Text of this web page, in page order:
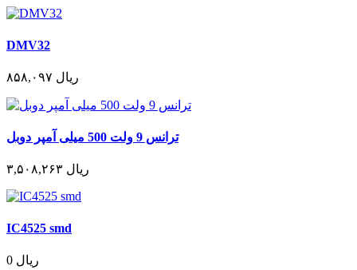
DMV32
۸۵۸,۰۹۷ ریال
ترانس 9 ولت 500 میلی آمپر دوبل
۳,۵۰۸,۲۶۳ ریال
IC4525 smd
0 ریال